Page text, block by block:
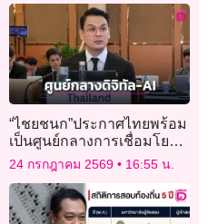
“ไชยชนก”ประกาศไทยพร้อม
เป็นศูนย์กลางการเชื่อมโยง
ดิจิทัล- AI
24 กรกฎาคม 2569 16:55 น.